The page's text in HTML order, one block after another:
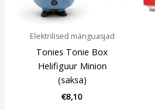
Elektrilised mänguasjad
Tonies Tonie Box
Helifiguur Minion
(saksa)
€8,10